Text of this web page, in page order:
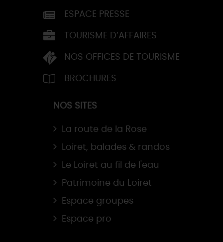
ESPACE PRESSE
TOURISME D’AFFAIRES
NOS OFFICES DE TOURISME
BROCHURES
NOS SITES
La route de la Rose
Loiret, balades & randos
Le Loiret au fil de l'eau
Patrimoine du Loiret
Espace groupes
Espace pro